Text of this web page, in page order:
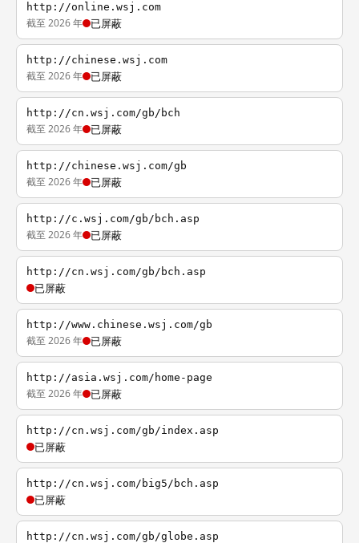
http://online.wsj.com
截至 2026 年 已屏蔽
http://chinese.wsj.com
截至 2026 年 已屏蔽
http://cn.wsj.com/gb/bch
截至 2026 年 已屏蔽
http://chinese.wsj.com/gb
截至 2026 年 已屏蔽
http://c.wsj.com/gb/bch.asp
截至 2026 年 已屏蔽
http://cn.wsj.com/gb/bch.asp
已屏蔽
http://www.chinese.wsj.com/gb
截至 2026 年 已屏蔽
http://asia.wsj.com/home-page
截至 2026 年 已屏蔽
http://cn.wsj.com/gb/index.asp
已屏蔽
http://cn.wsj.com/big5/bch.asp
已屏蔽
http://cn.wsj.com/gb/globe.asp